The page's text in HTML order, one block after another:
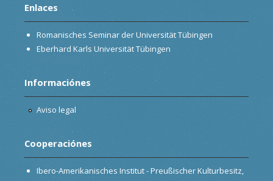
Enlaces
Romanisches Seminar der Universität Tübingen
Eberhard Karls Universität Tübingen
Informaciónes
Aviso legal
Cooperaciónes
Ibero-Amerikanisches Institut - Preußischer Kulturbesitz,